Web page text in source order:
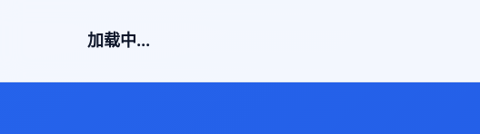
加载中...